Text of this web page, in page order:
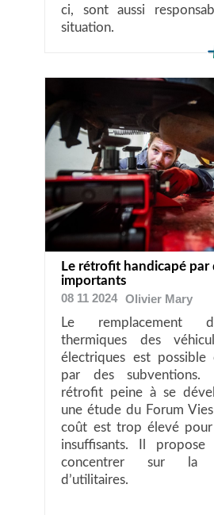
ci, sont aussi
situation.
Le rétrofit handicapé par
importants
08 11 2024 Olivier Mary
Le remplacement
thermiques des
électriques est possible
par des subventions.
rétrofit peine à se
une étude du Forum
coût est trop élevé pour
insuffisants. Il
concentrer sur la
d’utilitaires.